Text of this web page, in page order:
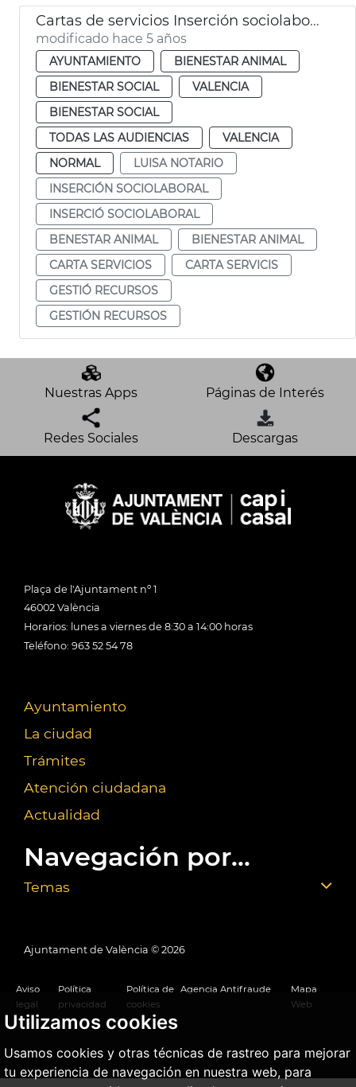
Utilizamos cookies
Usamos cookies y otras técnicas de rastreo para mejorar
tu experiencia de navegación en nuestra web, para
Cartas de servicios Inserción sociolaboral y Bienestar Animal
modificado hace 5 años
AYUNTAMIENTO
BIENESTAR ANIMAL
BIENESTAR SOCIAL
VALENCIA
BIENESTAR SOCIAL
TODAS LAS AUDIENCIAS
VALENCIA
NORMAL
LUISA NOTARIO
INSERCIÓN SOCIOLABORAL
INSERCIÓ SOCIOLABORAL
BENESTAR ANIMAL
BIENESTAR ANIMAL
CARTA SERVICIOS
CARTA SERVICIS
GESTIÓ RECURSOS
GESTIÓN RECURSOS
Nuestras Apps Páginas de Interés
Redes Sociales Descargas
Plaça de l'Ajuntament nº 1
46002 València
Horarios: lunes a viernes de 8:30 a 14:00 horas
Teléfono: 963 52 54 78
Ayuntamiento
La ciudad
Trámites
Atención ciudadana
Actualidad
Navegación por...
Temas
Ajuntament de València © 2026
Aviso
legal
Política
privacidad
Política de
cookies
Agencia Antifraude
Mapa
Web